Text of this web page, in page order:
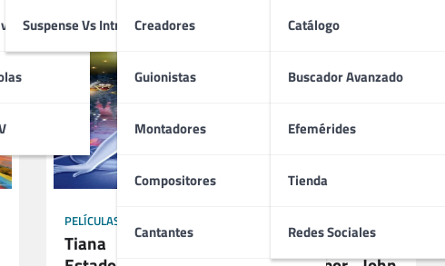
Suspense Vs IntrigaCreadores
Guionistas
Montadores
Compositores
Cantantes
Catálogo
Buscador Avanzado
Efemérides
Tienda
Redes Sociales
PELÍCULAS
Tiana y el Sapo (2009) | Filmación